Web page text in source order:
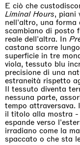
E ciò che
Liminal Hours, piani
nell'altro, una forma
scambiano di posto
reale dell'altra. In
castana scorre
superficie in tre
viola, tessuto blu
precisione di una
estraneità rispetto
Il tessuto diventa
nessuna parte,
tempo attraversava.
il titolo alla mostra -
espande verso
irradiano come la
spaccato o che sta